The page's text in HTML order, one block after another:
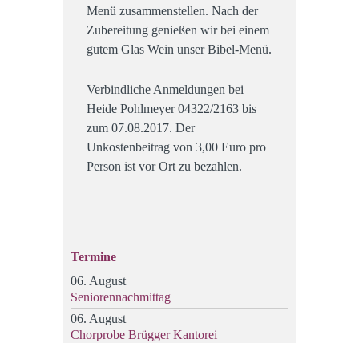
Menü zusammenstellen. Nach der
Zubereitung genießen wir bei einem
gutem Glas Wein unser Bibel-Menü.
Verbindliche Anmeldungen bei
Heide Pohlmeyer 04322/2163 bis
zum 07.08.2017. Der
Unkostenbeitrag von 3,00 Euro pro
Person ist vor Ort zu bezahlen.
Termine
06. August
Seniorennachmittag
06. August
Chorprobe Brügger Kantorei